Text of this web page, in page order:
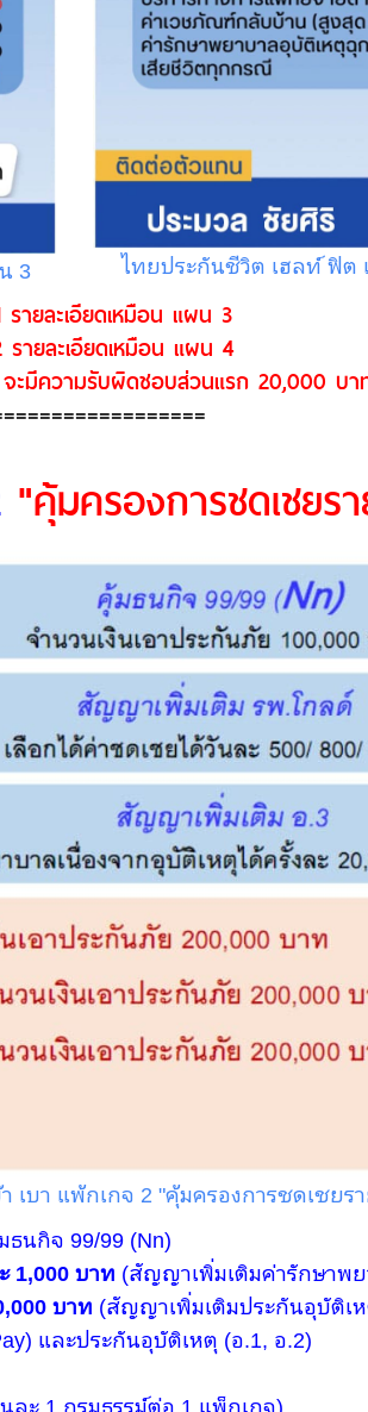
3 ไทยประกันชีวิต เฮลท์ ฟิต
ายละเอียดเหมือน แผน 3
ายละเอียดเหมือน แผน 4
มีความรับผิดชอบส่วนแรก 20,000 บา
"คุ้มครองการชดเชยร
เบา แพ้กเกจ 2 "คุ้มครองการชดเชยร
นกิจ 99/99 (Nn)
1,000 บาท (สัญญาเพิ่มเติมค่ารักษาพ
บาท (สัญญาเพิ่มเติมประกันอุบัติเ
และประกันอุบัติเหตุ (อ.1, อ.2)
ละ 1 กรมธรรม์ต่อ 1 แพ็กเกจ)